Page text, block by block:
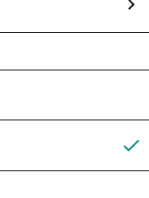
chevron_right
done